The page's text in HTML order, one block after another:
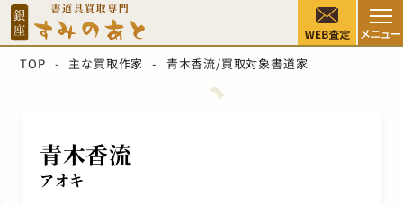
TOP 主な買取作家 青木香流/買取対象書道家
青木香流
アオキ